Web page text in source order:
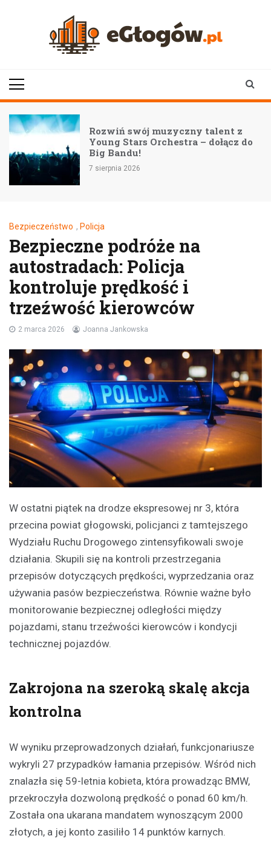
Rozwiń swój muzyczny talent z
Young Stars Orchestra – dołącz do
Big Bandu!
7 sierpnia 2026
Bezpieczeństwo , Policja
Bezpieczne podróże na
autostradach: Policja
kontroluje prędkość i
trzeźwość kierowców
2 marca 2026 Joanna Jankowska
W ostatni piątek na drodze ekspresowej nr 3, która
przecina powiat głogowski, policjanci z tamtejszego
Wydziału Ruchu Drogowego zintensyfikowali swoje
działania. Skupili się na kontroli przestrzegania
przepisów dotyczących prędkości, wyprzedzania oraz
używania pasów bezpieczeństwa. Równie ważne było
monitorowanie bezpiecznej odległości między
pojazdami, stanu trzeźwości kierowców i kondycji
technicznej pojazdów.
Zakrojona na szeroką skalę akcja
kontrolna
W wyniku przeprowadzonych działań, funkcjonariusze
wykryli 27 przypadków łamania przepisów. Wśród nich
znalazła się 59-letnia kobieta, która prowadząc BMW,
przekroczyła dozwoloną prędkość o ponad 60 km/h.
Została ona ukarana mandatem wynoszącym 2000
złotych, a jej konto zasiliło 14 punktów karnych.